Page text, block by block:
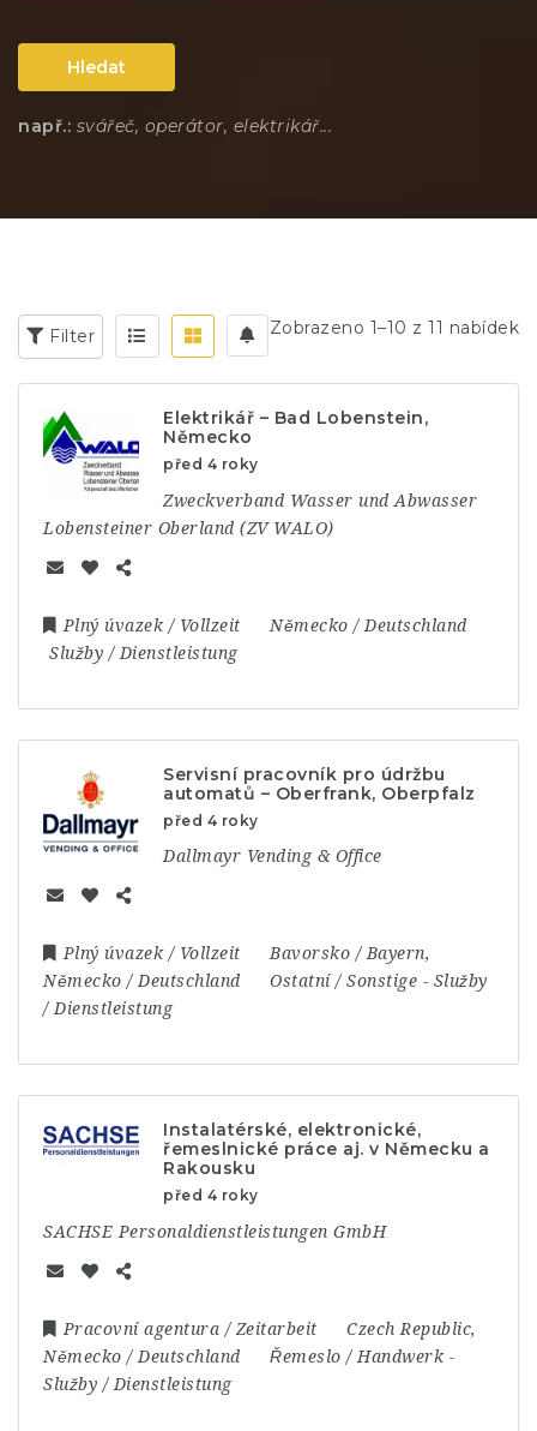
Hledat
např.: svářeč, operátor, elektrikář...
Filter Zobrazeno 1–10 z 11 nabídek
Elektrikář – Bad Lobenstein,
Německo
před 4 roky
Zweckverband Wasser und Abwasser
Lobensteiner Oberland (ZV WALO)
Plný úvazek / Vollzeit
Německo / Deutschland
Služby / Dienstleistung
Servisní pracovník pro údržbu
automatů – Oberfrank, Oberpfalz
před 4 roky
Dallmayr Vending & Office
Plný úvazek / Vollzeit Bavorsko / Bayern,
Německo / Deutschland
Ostatní / Sonstige - Služby
/ Dienstleistung
Instalatérské, elektronické,
řemeslnické práce aj. v Německu a
Rakousku
před 4 roky
SACHSE Personaldienstleistungen GmbH
Pracovní agentura / Zeitarbeit Czech Republic,
Německo / Deutschland
Řemeslo / Handwerk-
Služby / Dienstleistung